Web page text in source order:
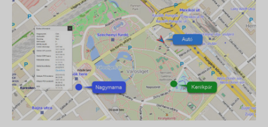
hálózatokkal kompatibilis:
4G: Észak és Dél Amerika, Autsztrália
2G: Világ
Vásárlási opciók
Ha csak készüléket vásárol (szoftver előfizetést
nem), azt a gyári beállításokkal adjuk át. A